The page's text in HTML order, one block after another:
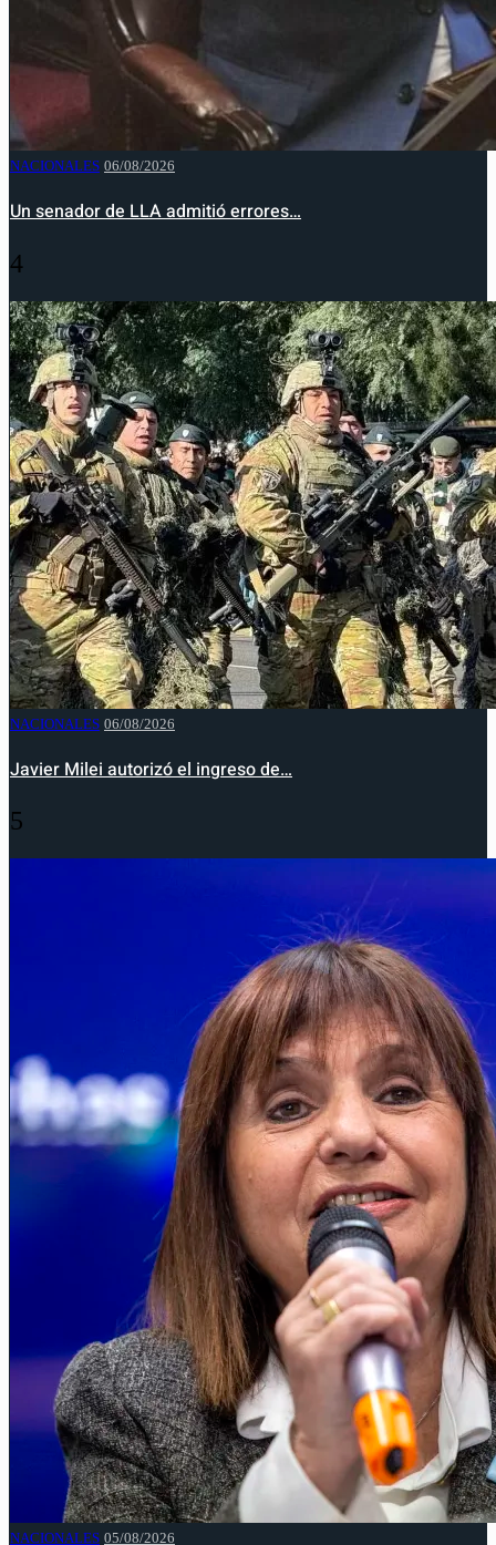
NACIONALES 06/08/2026
Un senador de LLA admitió errores…
4
NACIONALES 06/08/2026
Javier Milei autorizó el ingreso de…
5
NACIONALES 05/08/2026